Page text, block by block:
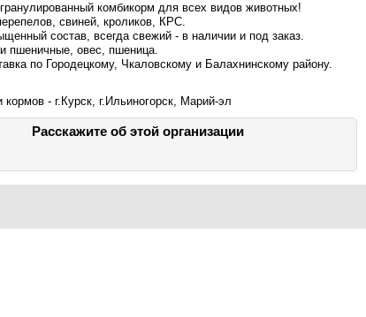
комбикорм для всех видов животных!
свиней, кроликов, КРС.
состав, всегда свежий - в наличии и под заказ.
пшеничные, овес, пшеница.
по Городецкому, Чкаловскому и Балахнинскому району.
кормов - г.Курск, г.Ильиногорск, Марий-эл
Расскажите об этой организации